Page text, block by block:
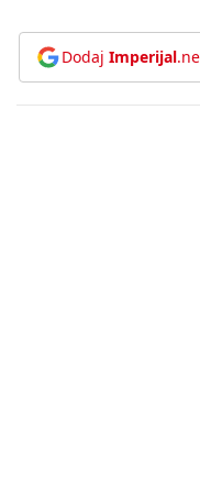
Dodaj Imperijal